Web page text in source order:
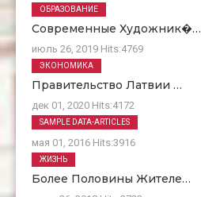
Современные Художник�…
июль 26, 2019 Hits:4769
ОБРАЗОВАНИЕ
Правительство Латвии …
дек 01, 2020 Hits:4172
ЭКОНОМИКА
О Нас
мая 01, 2016 Hits:3916
SAMPLE DATA-ARTICLES
Более Половины Жителе…
ЖИЗНЬ